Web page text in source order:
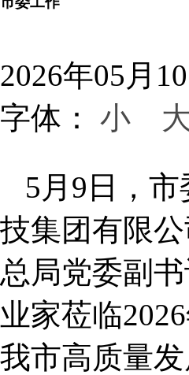
2026年05月
字体： 小
5月9日，
技集团有限
总局党委副
业家莅临
我市高质量